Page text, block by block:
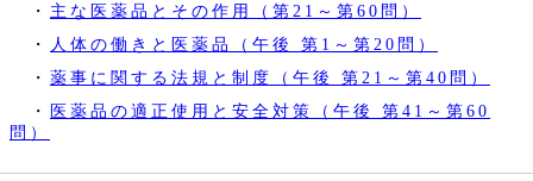
・ 主な医薬品とその作用（第21～第60問）
・
人体の働きと医薬品（午後 第1～第20問）
・ 薬事に関する法規と制度（午後 第21～第40問）
・
医薬品の適正使用と安全対策（午後 第41～第60
問）